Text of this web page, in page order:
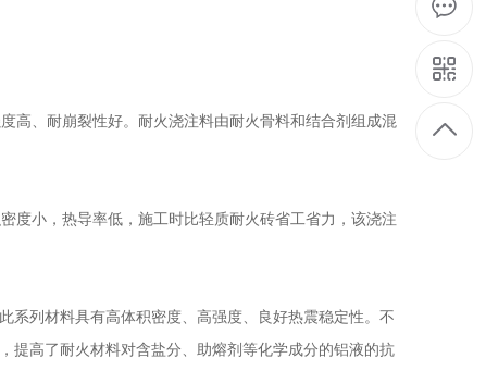
高、耐崩裂性好。耐火浇注料由耐火骨料和结合剂组成混
度小，热导率低，施工时比轻质耐火砖省工省力，该浇注
系列材料具有高体积密度、高强度、良好热震稳定性。不
提高了耐火材料对含盐分、助熔剂等化学成分的铝液的抗